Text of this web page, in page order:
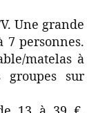
Une grande
7 personnes.
matelas à
groupes sur